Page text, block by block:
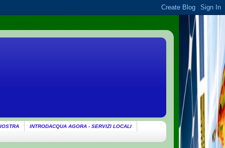
INTRODACQUA AGORA - SERVIZI LOCALI